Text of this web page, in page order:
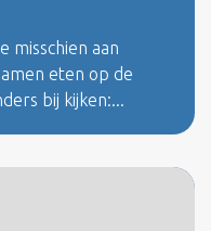
misschien aan
eten op de
bij kijken:...